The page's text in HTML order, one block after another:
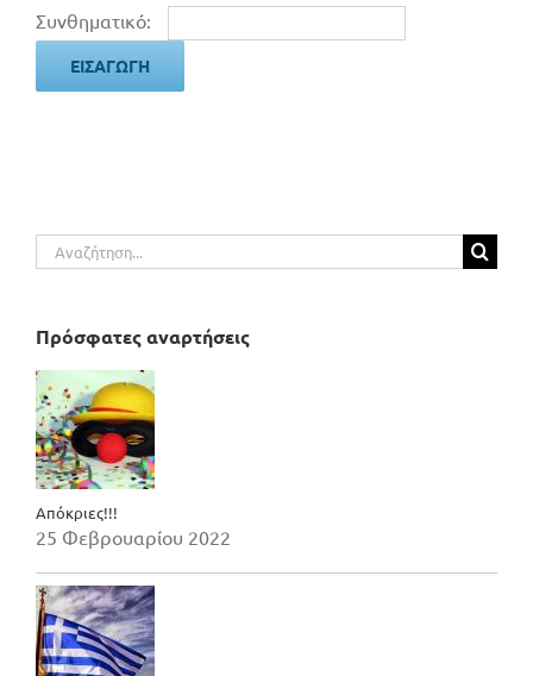
Συνθηματικό:
Αναζήτηση
για:
Πρόσφατες αναρτήσεις
Απόκριες!!!
25 Φεβρουαρίου 2022